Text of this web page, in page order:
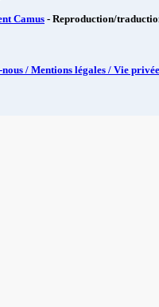
Camus - Reproduction/
/ Mentions légales / Vie privée